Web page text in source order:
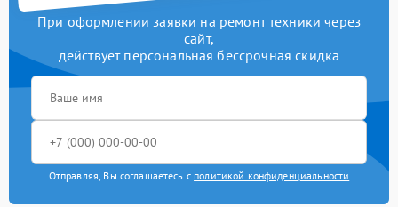
При оформлении заявки на ремонт техники через
сайт,
действует персональная бессрочная скидка
Отправляя, Вы соглашаетесь с политикой конфиденциальности